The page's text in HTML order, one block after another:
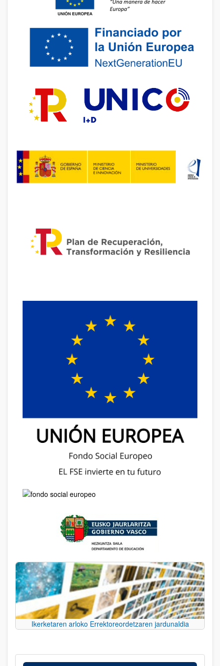
Ikerketaren arloko Errektoreordetzaren jardunaldia